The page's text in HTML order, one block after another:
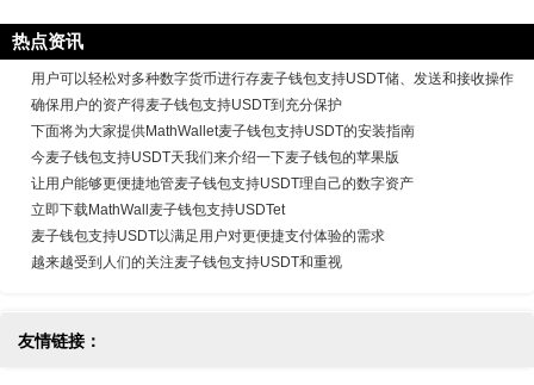
热点资讯
用户可以轻松对多种数字货币进行存麦子钱包支持USDT储、发送和接收操作
确保用户的资产得麦子钱包支持USDT到充分保护
下面将为大家提供MathWallet麦子钱包支持USDT的安装指南
今麦子钱包支持USDT天我们来介绍一下麦子钱包的苹果版
让用户能够更便捷地管麦子钱包支持USDT理自己的数字资产
立即下载MathWall麦子钱包支持USDTet
麦子钱包支持USDT以满足用户对更便捷支付体验的需求
越来越受到人们的关注麦子钱包支持USDT和重视
友情链接：